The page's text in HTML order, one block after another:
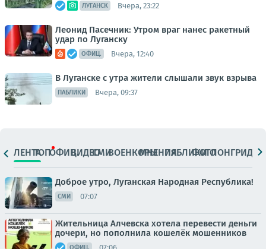
ЛУГАНСК Вчера, 23:22
Леонид Пасечник: Утром враг нанес ракетный
удар по Луганску
ОФИЦ. Вчера, 12:40
В Луганске с утра жители слышали звук взрыва
ПАБЛИКИ Вчера, 09:37
ЛЕНТАТОПОФИЦ.ВИДЕОСМИВОЕНКОРЫМНЕНИЯПАБЛИКИ
ФОТОЛОНГРИДЫ
Доброе утро, Луганская Народная Республика!
СМИ 07:07
Жительница Алчевска хотела перевести деньги
дочери, но пополнила кошелёк мошенников
07:06